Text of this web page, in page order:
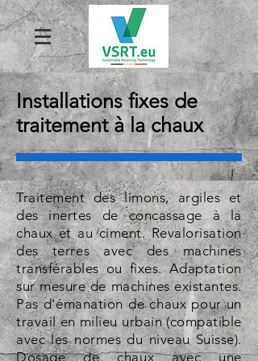
Installations fixes de
traitement à la chaux
Traitement des limons, argiles et
des inertes de concassage à la
chaux et au ciment. Revalorisation
des terres avec des machines
transférables ou fixes. Adaptation
sur mesure de machines existantes.
Pas d'émanation de chaux pour un
travail en milieu urbain (compatible
avec les normes du niveau Suisse).
Dosage de chaux avec une